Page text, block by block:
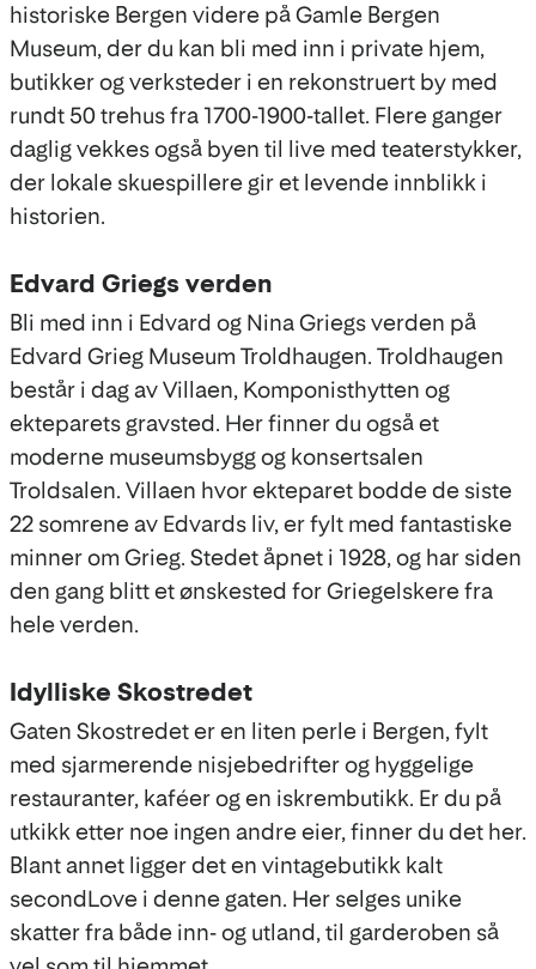
historiske Bergen videre på Gamle Bergen
Museum, der du kan bli med inn i private hjem,
butikker og verksteder i en rekonstruert by med
rundt 50 trehus fra 1700-1900-tallet. Flere ganger
daglig vekkes også byen til live med teaterstykker,
der lokale skuespillere gir et levende innblikk i
historien.
Edvard Griegs verden
Bli med inn i Edvard og Nina Griegs verden på
Edvard Grieg Museum Troldhaugen. Troldhaugen
består i dag av Villaen, Komponisthytten og
ekteparets gravsted. Her finner du også et
moderne museumsbygg og konsertsalen
Troldsalen. Villaen hvor ekteparet bodde de siste
22 somrene av Edvards liv, er fylt med fantastiske
minner om Grieg. Stedet åpnet i 1928, og har siden
den gang blitt et ønskested for Griegelskere fra
hele verden.
Idylliske Skostredet
Gaten Skostredet er en liten perle i Bergen, fylt
med sjarmerende nisjebedrifter og hyggelige
restauranter, kaféer og en iskrembutikk. Er du på
utkikk etter noe ingen andre eier, finner du det her.
Blant annet ligger det en vintagebutikk kalt
secondLove i denne gaten. Her selges unike
skatter fra både inn- og utland, til garderoben så